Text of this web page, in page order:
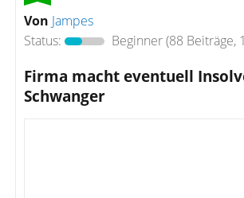
Von Jampes
Status:
Beginner(88 Beiträge,
Firma macht eventuell
Schwanger